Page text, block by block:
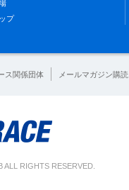
プ
ス関係団体 メールマガジン購読
RIGHTS RESERVED.